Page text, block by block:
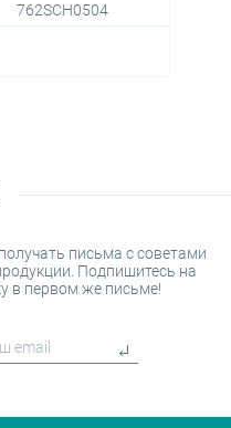
762SCH0504
письма с советами
Подпишитесь на
в первом же письме!